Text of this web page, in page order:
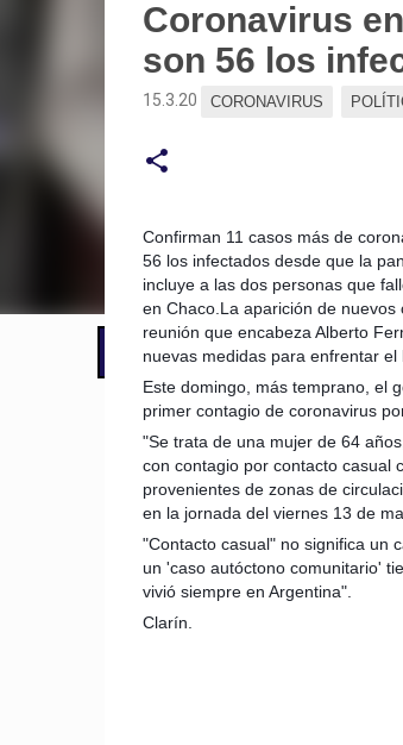
📢 LO ÚLTIMO Cronograma de
Coronavirus
son 56 los
15.3.20 CORONAVIRUS
Confirman 11 casos más de
56 los infectados desde que la
incluye a las dos personas que
en Chaco.La aparición de
reunión que encabeza Alberto
nuevas medidas para enfrentar el
Este domingo, más temprano, el
primer contagio de coronavirus
"Se trata de una mujer de 64
con contagio por contacto casual
provenientes de zonas de
en la jornada del viernes 13 de
"Contacto casual" no significa un
un 'caso autóctono comunitario'
vivió siempre en Argentina".
Clarín.